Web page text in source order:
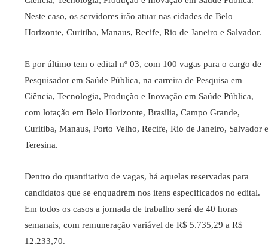
Neste caso, os servidores irão atuar nas cidades de Belo
Horizonte, Curitiba, Manaus, Recife, Rio de Janeiro e Salvador.
E por último tem o edital nº 03, com 100 vagas para o cargo de
Pesquisador em Saúde Pública, na carreira de Pesquisa em
Ciência, Tecnologia, Produção e Inovação em Saúde Pública,
com lotação em Belo Horizonte, Brasília, Campo Grande,
Curitiba, Manaus, Porto Velho, Recife, Rio de Janeiro, Salvador e
Teresina.
Dentro do quantitativo de vagas, há aquelas reservadas para
candidatos que se enquadrem nos itens especificados no edital.
Em todos os casos a jornada de trabalho será de 40 horas
semanais, com remuneração variável de R$ 5.735,29 a R$
12.233,70.